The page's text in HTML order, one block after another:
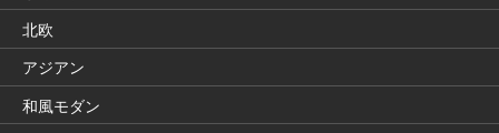
北欧
アジアン
和風モダン